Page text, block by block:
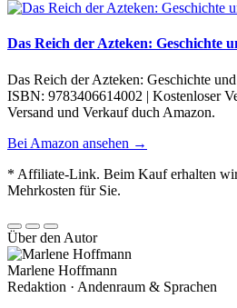
Das Reich der Azteken: Geschichte
Das Reich der Azteken: Geschichte
ISBN: 9783406614002 | Kostenloser
Versand und Verkauf duch Amazon.
Bei Amazon ansehen →
* Affiliate-Link. Beim Kauf erhalten
Mehrkosten für Sie.
Über den Autor
Marlene Hoffmann
Redaktion · Andenraum & Sprachen